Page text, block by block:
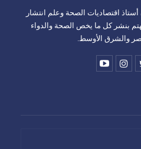
اقتصاديات الصحة وعلم انتشار
يهتم بنشر كل ما يخص الصحة والدواء
والشرق الأوسط.